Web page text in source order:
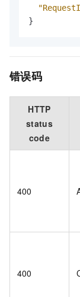
}
错误码
HTTP
status
code
400
400